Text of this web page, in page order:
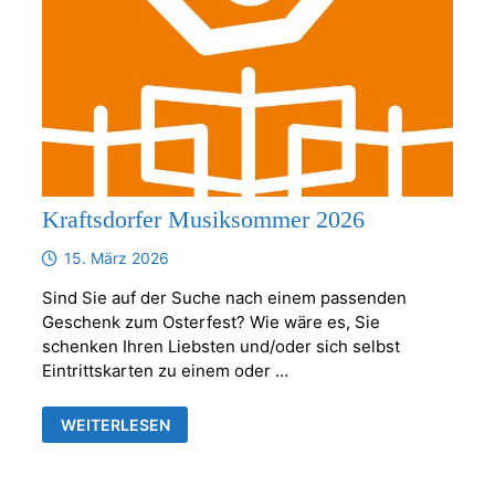
Kraftsdorfer Musiksommer 2026
15. März 2026
Sind Sie auf der Suche nach einem passenden
Geschenk zum Osterfest? Wie wäre es, Sie
schenken Ihren Liebsten und/oder sich selbst
Eintrittskarten zu einem oder …
KRAFTSDORFER
MUSIKSOMMER
WEITERLESEN